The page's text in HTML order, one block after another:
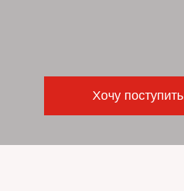
Хочу поступить